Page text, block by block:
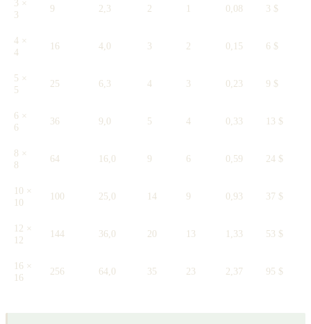
3 ×
3
9 2,3 2 1 0,08 3 $
4 ×
4
16 4,0 3 2 0,15 6 $
5 ×
5
25 6,3 4 3 0,23 9 $
6 ×
6
36 9,0 5 4 0,33 13 $
8 ×
8
64 16,0 9 6 0,59 24 $
10 ×
10
100 25,0 14 9 0,93 37 $
12 ×
12
144 36,0 20 13 1,33 53 $
16 ×
16
256 64,0 35 23 2,37 95 $